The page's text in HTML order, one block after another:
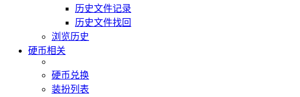
历史文件记录
历史文件找回
浏览历史
硬币相关
硬币兑换
装扮列表